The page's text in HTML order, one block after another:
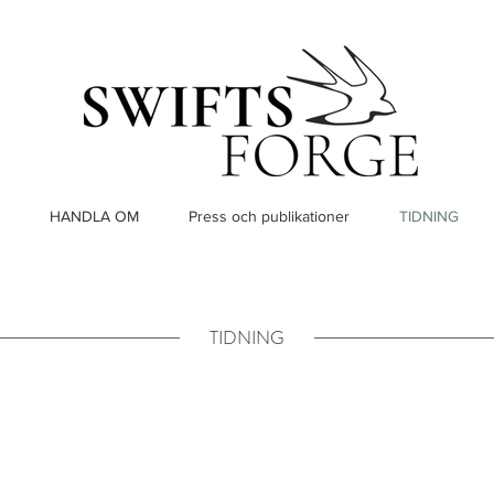
HANDLA OM Press och publikationer TIDNING
TIDNING